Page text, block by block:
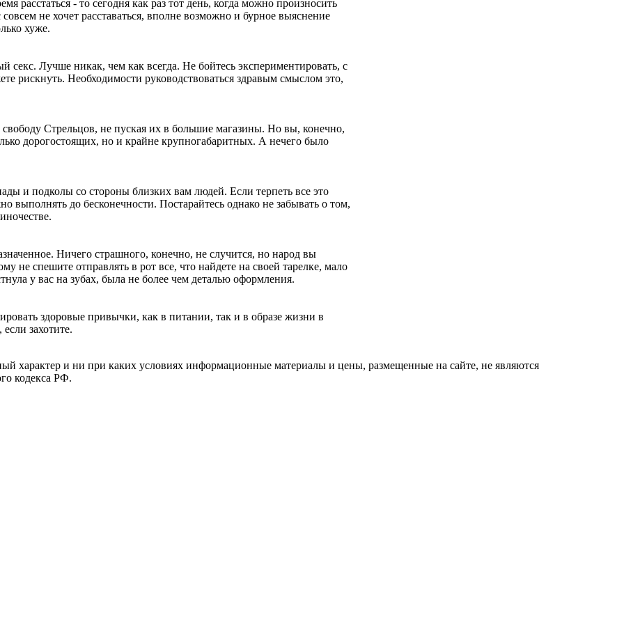
расстаться - то сегодня как раз тот день, когда можно произносить
не хочет расставаться, вполне возможно и бурное выяснение
хуже.
секс. Лучше никак, чем как всегда. Не бойтесь экспериментировать, с
рискнуть. Необходимости руководствоваться здравым смыслом это,
Стрельцов, не пуская их в большие магазины. Но вы, конечно,
дорогостоящих, но и крайне крупногабаритных. А нечего было
и подколы со стороны близких вам людей. Если терпеть все это
выполнять до бесконечности. Постарайтесь однако не забывать о том,
Ничего страшного, конечно, не случится, но народ вы
не спешите отправлять в рот все, что найдете на своей тарелке, мало
у вас на зубах, была не более чем деталью оформления.
здоровые привычки, как в питании, так и в образе жизни в
захотите.
характер и ни при каких условиях информационные материалы и цены, размещенные на сайте, не являются
кодекса РФ.